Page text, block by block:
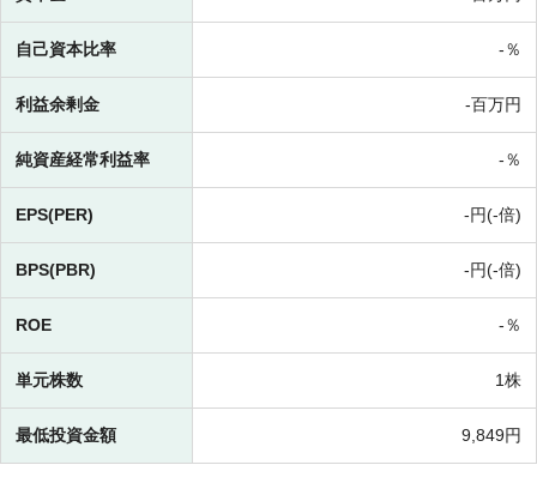
自己資本比率 -％
利益余剰金 -百万円
純資産経常利益率 -％
EPS(PER) -円(-倍)
BPS(PBR) -円(-倍)
ROE -％
単元株数 1株
最低投資金額 9,849円